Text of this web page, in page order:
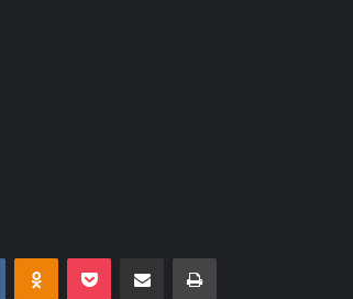
VKontakteOdnoklassniki
Pocket E-Posta ile paylaş Yazdır